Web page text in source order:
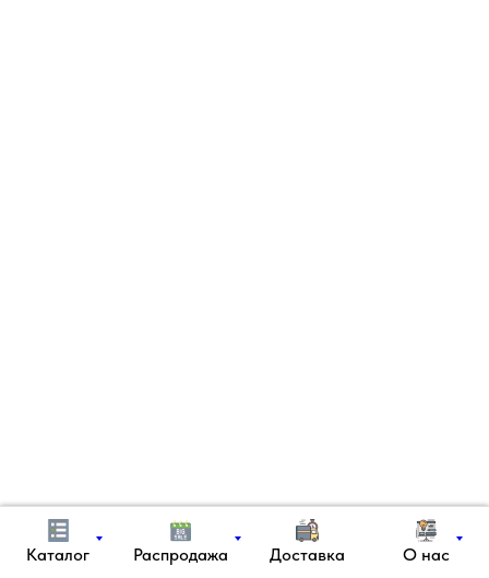
Каталог Распродажа Доставка О нас